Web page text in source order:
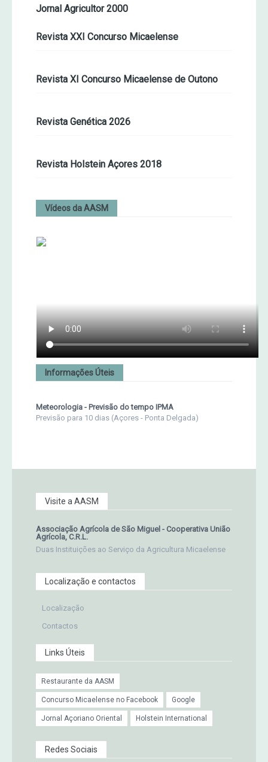
Jornal Agricultor 2000
Revista XXI Concurso Micaelense
Revista XI Concurso Micaelense de Outono
Revista Genética 2026
Revista Holstein Açores 2018
Vídeos da AASM
Informações Úteis
Meteorologia - Previsão do tempo IPMA
Previsão para 10 dias (Açores - Ponta Delgada)
Visite a AASM
Associação Agrícola de São Miguel - Cooperativa União
Agrícola, C.R.L.
Duas Instituições ao Serviço da Agricultura Micaelense
Localização e contactos
Localização
Contactos
Links Úteis
Restaurante da AASM
Concurso Micaelense no Facebook Google
Jornal Açoriano Oriental Holstein International
Redes Sociais